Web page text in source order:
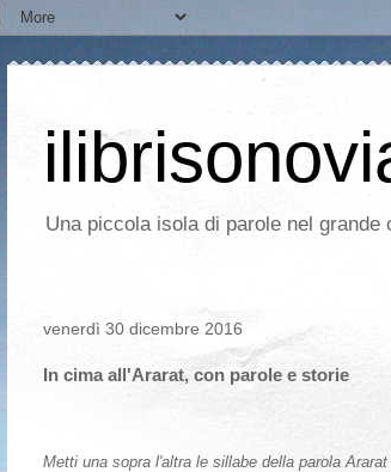
Una piccola isola di parole nel
venerdì 30 dicembre 2016
In cima all'Ararat, con parole e storie
Metti una sopra l'altra le sillabe della parola